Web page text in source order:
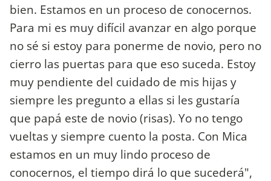
bien. Estamos en un proceso de conocernos.
Para mi es muy difícil avanzar en algo porque
no sé si estoy para ponerme de novio, pero no
cierro las puertas para que eso suceda. Estoy
muy pendiente del cuidado de mis hijas y
siempre les pregunto a ellas si les gustaría
que papá este de novio (risas). Yo no tengo
vueltas y siempre cuento la posta. Con Mica
estamos en un muy lindo proceso de
conocernos, el tiempo dirá lo que sucederá",